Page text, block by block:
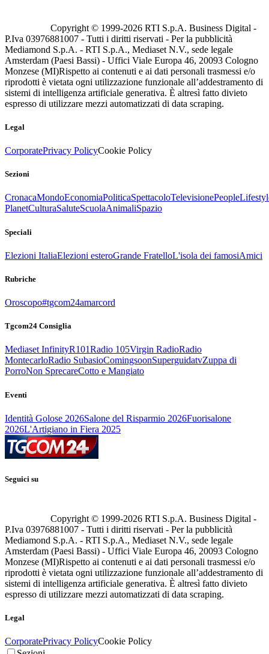
Copyright © 1999-2026 RTI S.p.A. Business Digital -
P.Iva 03976881007 - Tutti i diritti riservati - Per la pubblicità
Mediamond S.p.A. - RTI S.p.A., Mediaset N.V., sede legale
Amsterdam (Paesi Bassi) - Uffici Viale Europa 46, 20093 Cologno
Monzese (MI)Rispetto ai contenuti e ai dati personali trasmessi e/o
riprodotti è vietata ogni utilizzazione funzionale all’addestramento di
sistemi di intelligenza artificiale generativa. È altresì fatto divieto
espresso di utilizzare mezzi automatizzati di data scraping.
Legal
CorporatePrivacy PolicyCookie Policy
Sezioni
CronacaMondoEconomiaPoliticaSpettacoloTelevisionePeople
PlanetCulturaSaluteScuolaAnimaliSpazio
Speciali
Elezioni ItaliaElezioni esteroGrande FratelloL'isola dei famosiAmici
Rubriche
Oroscopo#tgcom24amarcord
Tgcom24 Consiglia
Mediaset InfinityR101Radio 105Virgin RadioRadio
MontecarloRadio SubasioComingsoonSuperguidatvZuppa di
PorroNon SprecareCotto e Mangiato
Eventi
Identità Golose 2026Salone del Risparmio 2026Fuorisalone
2026L'Artigiano in Fiera 2025
Seguici su
Copyright © 1999-2026 RTI S.p.A. Business Digital -
P.Iva 03976881007 - Tutti i diritti riservati - Per la pubblicità
Mediamond S.p.A. - RTI S.p.A., Mediaset N.V., sede legale
Amsterdam (Paesi Bassi) - Uffici Viale Europa 46, 20093 Cologno
Monzese (MI)Rispetto ai contenuti e ai dati personali trasmessi e/o
riprodotti è vietata ogni utilizzazione funzionale all’addestramento di
sistemi di intelligenza artificiale generativa. È altresì fatto divieto
espresso di utilizzare mezzi automatizzati di data scraping.
Legal
CorporatePrivacy PolicyCookie Policy